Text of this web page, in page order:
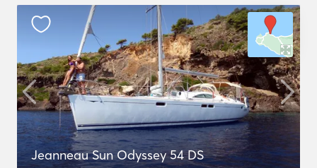
Jeanneau Sun Odyssey 54 DS